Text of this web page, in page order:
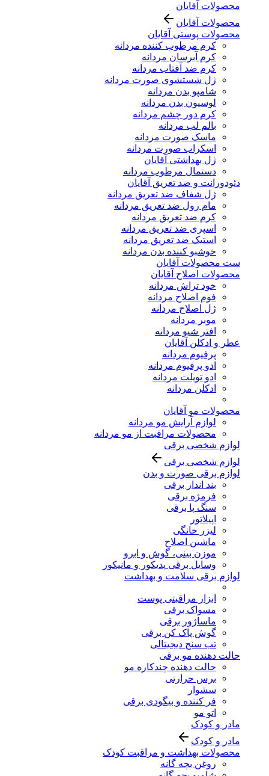
محصولات آقایان
محصولات آقایان
محصولات پوستی آقایان
کرم مرطوب کننده مردانه
کرم آبرسان مردانه
کرم ضد آفتاب مردانه
ژل شستشوی صورت مردانه
شامپو بدن مردانه
لوسیون بدن مردانه
کرم دور چشم مردانه
بالم لب مردانه
ماسک صورت مردانه
اسکراب صورت مردانه
ژل بهداشتی آقایان
دستمال مرطوب مردانه
دئودورانت و ضد تعریق آقایان
ژل شفاف ضد تعریق مردانه
مام رول ضد تعریق مردانه
کرم ضد تعریق مردانه
اسپری ضد تعریق مردانه
استیک ضد تعریق مردانه
خوشبو کننده بدن مردانه
ست محصولات آقایان
محصولات اصلاح آقایان
خود تراش مردانه
فوم اصلاح مردانه
ژل اصلاح مردانه
موبر مردانه
افتر شیو مردانه
عطر و ادکلن آقایان
پرفیوم مردانه
ادو پرفیوم مردانه
ادو تویلت مردانه
ادکلن مردانه
محصولات مو آقایان
لوازم آرایش مو مردانه
محصولات مراقبت از مو مردانه
لوازم شخصی برقی
لوازم شخصی برقی
لوازم برقی صورت و بدن
بند انداز برقی
فرمژه برقی
سنگ پا برقی
اپیلاتور
لیزر خانگی
ماشین اصلاح
موزن بینی، گوش و ابرو
وسایل برقی پدیکور و مانیکور
لوازم برقی سلامت و بهداشت
ابزار مراقبتی پوست
مسواک برقی
ماساژور برقی
گوش پاک کن برقی
تب سنج دیجیتالی
حالت دهنده مو برقی
حالت دهنده چندکاره مو
برس حرارتی
سشوار
فر کننده و بیگودی برقی
اتو مو
مادر و کودک
مادر و کودک
محصولات بهداشت و مراقبت کودک
روغن بچه گانه